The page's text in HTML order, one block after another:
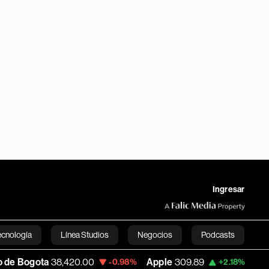
Ingresar
Línea Studios Negocios Podcasts
English-0.98% Apple 309.89 +2.18% USD COP